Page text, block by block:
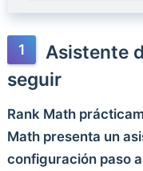
Asistente
seguir
Rank Math
Math presenta un
configuración paso